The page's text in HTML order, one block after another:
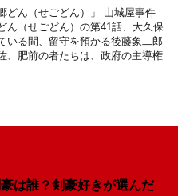
どん（せごどん）」 山城屋事件
ん（せごどん）の第41話、大久保
いる間、留守を預かる後藤象二郎
、肥前の者たちは、政府の主導権
は誰？剣豪好きが選んだ